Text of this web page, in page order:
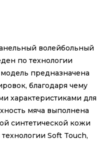
волейбольный
по технологии
предназначена
благодаря чему
характеристиками для
мяча выполнена
синтетической кожи
Soft Touch,